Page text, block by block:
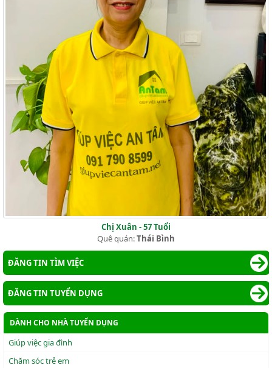
Chị Xuân - 57 Tuổi
Quê quán:Thái Bình
ĐĂNG TIN TÌM VIỆC
ĐĂNG TIN TUYỂN DỤNG
DÀNH CHO NHÀ TUYỂN DỤNG
Giúp việc gia đình
Chăm sóc trẻ em